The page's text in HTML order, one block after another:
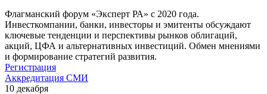
Флагманский форум «Эксперт РА» с 2020 года.
Инвесткомпании, банки, инвесторы и эмитенты обсуждают
ключевые тенденции и перспективы рынков облигаций,
акций, ЦФА и альтернативных инвестиций. Обмен мнениями
и формирование стратегий развития.
Регистрация
Аккредитация СМИ
10 декабря